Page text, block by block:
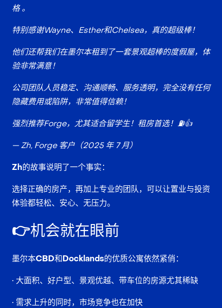
格 。
特别感谢Wayne、Esther和Chelsea，真的超级棒！
他们还帮我们在墨尔本租到了一套景观超棒的度假屋，体
验非常满意！
公司团队人员稳定、沟通顺畅、服务透明，完全没有任何
隐藏费用或陷阱，非常值得信赖！
强烈推荐Forge，尤其适合留学生！租房首选！ ⛽️👍
— Zh, Forge 客户（2025 年 7 月）
Zh的故事说明了一个事实：
选择正确的房产，再加上专业的团队，可以让置业与投资
体验都轻松、安心、无压力。
👉机会就在眼前
墨尔本CBD和Docklands的优质公寓依然紧俏：
• 大面积、好户型、景观优越、带车位的房源尤其稀缺
• 需求上升的同时，市场竞争也在加快